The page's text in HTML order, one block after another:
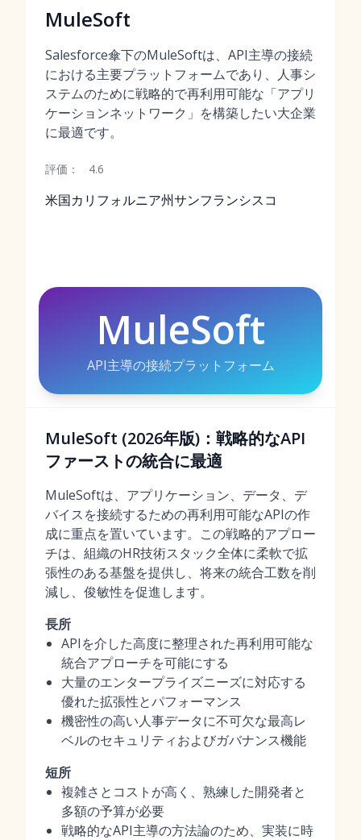
MuleSoft
Salesforce傘下のMuleSoftは、API主導の接続
における主要プラットフォームであり、人事シ
ステムのために戦略的で再利用可能な「アプリ
ケーションネットワーク」を構築したい大企業
に最適です。
評価： 4.6
米国カリフォルニア州サンフランシスコ
MuleSoft
API主導の接続プラットフォーム
MuleSoft (2026年版)：戦略的なAPI
ファーストの統合に最適
MuleSoftは、アプリケーション、データ、デ
バイスを接続するための再利用可能なAPIの作
成に重点を置いています。この戦略的アプロー
チは、組織のHR技術スタック全体に柔軟で拡
張性のある基盤を提供し、将来の統合工数を削
減し、俊敏性を促進します。
長所
APIを介した高度に整理された再利用可能な
統合アプローチを可能にする
大量のエンタープライズニーズに対応する
優れた拡張性とパフォーマンス
機密性の高い人事データに不可欠な最高レ
ベルのセキュリティおよびガバナンス機能
短所
複雑さとコストが高く、熟練した開発者と
多額の予算が必要
戦略的なAPI主導の方法論のため、実装に時